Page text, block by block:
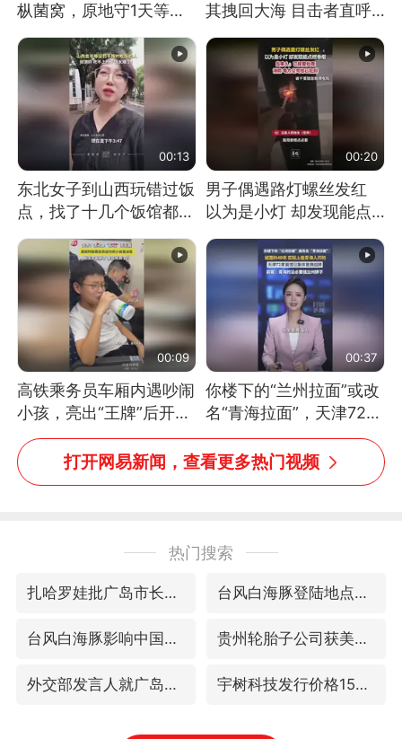
枞菌窝，原地守1天等它
其拽回大海 目击者直呼
消息）
00:13
东北女子到山西玩错过饭
点，找了十几个饭馆都没
00:20
男子偶遇路灯螺丝发红
以为是小灯 却发现能点
处理
00:09
高铁乘务员车厢内遇吵闹
小孩，亮出“王牌”后开启
一键静音
00:37
你楼下的“兰州拉面”或改
名“青海拉面”，天津72家
面馆已集体更换招牌
打开网易新闻，查看更多热门视频
热门搜索
扎哈罗娃批广岛市长不提美国原子弹 台风白海豚登陆地点更新
台风白海豚影响中国已成定局 贵州轮胎子公司获美国退税8136万
外交部发言人就广岛核爆81周年等答记者问 宇树科技发行价格150.80元/股